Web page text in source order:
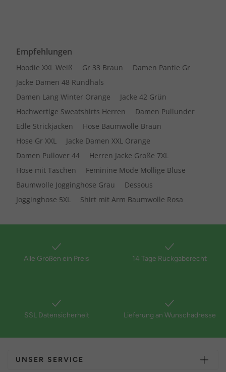
Empfehlungen
Hoodie XXL Weiß Gr 33 Braun
Damen Pantie Gr
Jacke Damen 48 Rundhals
Damen Lang Winter Orange
Jacke 42 Grün
Hochwertige Sweatshirts Herren
Damen Pullunder
Edle Strickjacken
Hose Baumwolle Braun
Hose Gr XXL
Jacke Damen XXL Orange
Damen Pullover 44
Herren Jacke Große 7XL
Hose mit Taschen
Feminine Mode Mollige Bluse
Baumwolle Jogginghose Grau
Dessous
Jogginghose 5XL
Shirt mit Arm Baumwolle Rosa
Alle Größen ein Preis 14 Tage Rückgaberecht
SSL Datensicherheit Lieferung an Wunschadresse
UNSER SERVICE